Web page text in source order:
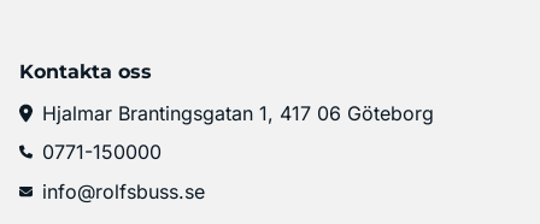
Kontakta oss
Hjalmar Brantingsgatan 1, 417 06 Göteborg
0771-150000
info@rolfsbuss.se